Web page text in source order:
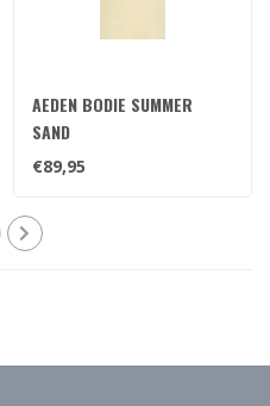
AEDEN BODIE SUMMER
SAND
€89,95